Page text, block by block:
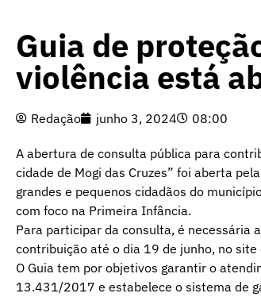
Guia de
violência está
Redação junho 3, 2024 08:00
A abertura de consulta pública para
cidade de Mogi das Cruzes” foi aberta
grandes e pequenos cidadãos do
com foco na Primeira Infância.
Para participar da consulta, é necessária
contribuição até o dia 19 de junho, no site
O Guia tem por objetivos garantir o
13.431/2017 e estabelece o sistema de